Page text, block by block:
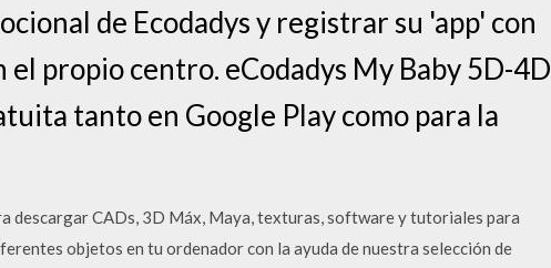
de Ecodadys y registrar su 'app' con
el propio centro. eCodadys My Baby 5D-4D
tanto en Google Play como para la
descargar CADs, 3D Máx, Maya, texturas, software y tutoriales para
objetos en tu ordenador con la ayuda de nuestra selección de